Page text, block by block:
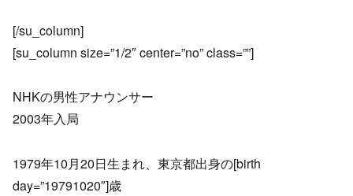
[/su_column]
[su_column size=”1/2″ center=”no” class=””]
NHKの男性アナウンサー
2003年入局
1979年10月20日生まれ、東京都出身の[birth
day=”19791020″]歳